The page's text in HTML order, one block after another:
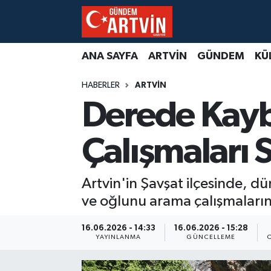
ANA SAYFA ARTVİN GÜNDEM
HABERLER ARTVİN
Derede
Çalışmaları
Artvin'in Şavşat ilçesinde,
ve oğlunu arama
16.06.2026 - 14:33
YAYINLANMA
16.06.2026 - 15:28
GÜNCELLEME